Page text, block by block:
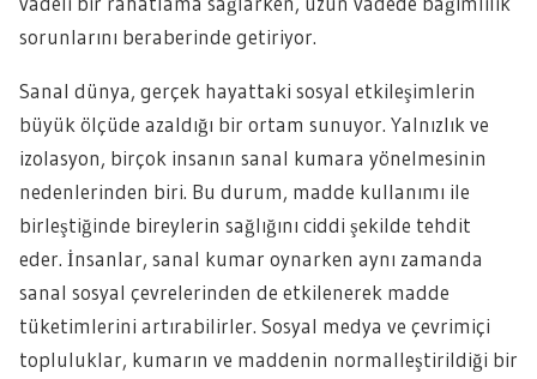
sorunlarını beraberinde getiriyor.
Sanal dünya, gerçek hayattaki sosyal etkileşimlerin
büyük ölçüde azaldığı bir ortam sunuyor. Yalnızlık ve
izolasyon, birçok insanın sanal kumara yönelmesinin
nedenlerinden biri. Bu durum, madde kullanımı ile
birleştiğinde bireylerin sağlığını ciddi şekilde tehdit
eder. İnsanlar, sanal kumar oynarken aynı zamanda
sanal sosyal çevrelerinden de etkilenerek madde
tüketimlerini artırabilirler. Sosyal medya ve çevrimiçi
topluluklar, kumarın ve maddenin normalleştirildiği bir